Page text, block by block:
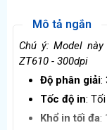
Mô tả ngắn
Chú ý: Model
ZT610 - 300dpi
Độ phân giải:
Tốc độ in:
Khổ in tối đa: